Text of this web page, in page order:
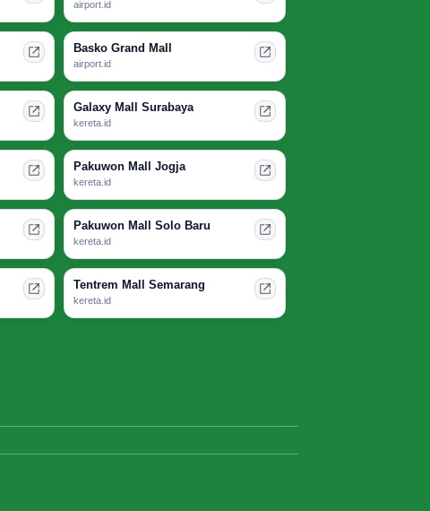
airport.id
Basko Grand Mall
airport.id
Galaxy Mall Surabaya
kereta.id
Pakuwon Mall Jogja
kereta.id
Pakuwon Mall Solo Baru
kereta.id
Tentrem Mall Semarang
kereta.id